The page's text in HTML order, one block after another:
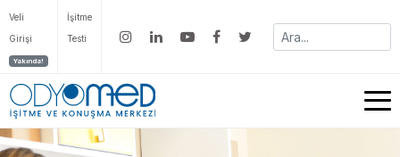
Veli
Girişi
Yakında!
İşitme
Testi